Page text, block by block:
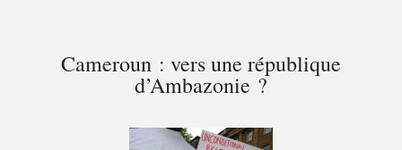
Cameroun : vers une république
d’Ambazonie ?